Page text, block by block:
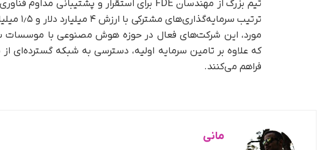
تیم بزرگ از مهندسان FDE برای استقرار و پشتیبانی مداوم فناوری است. در ماه‌های اخیر،
مورد، این شرکت‌های فعال در حوزه هوش مصنوعی با موسسات
که علاوه بر تامین سرمایه اولیه، دسترسی به شبکه گسترده‌ای
فراهم می‌کنند.
مانی